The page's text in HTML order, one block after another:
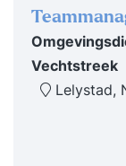
om
mindset en
groeien of
een creatief
een
krijg je
Vechtstreek
Lelystad,